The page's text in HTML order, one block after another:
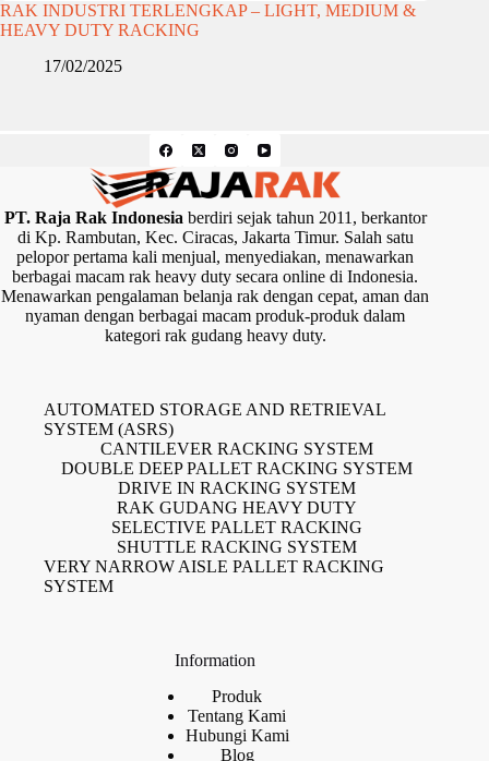
RAK INDUSTRI TERLENGKAP – LIGHT, MEDIUM &
HEAVY DUTY RACKING
17/02/2025
PT. Raja Rak Indonesiaberdiri sejak tahun 2011, berkantor
di Kp. Rambutan, Kec. Ciracas, Jakarta Timur. Salah satu
pelopor pertama kali menjual, menyediakan, menawarkan
berbagai macam rak heavy duty secara online di Indonesia.
Menawarkan pengalaman belanja rak dengan cepat, aman dan
nyaman dengan berbagai macam produk-produk dalam
kategori rak gudang heavy duty.
AUTOMATED STORAGE AND RETRIEVAL
SYSTEM (ASRS)
CANTILEVER RACKING SYSTEM
DOUBLE DEEP PALLET RACKING SYSTEM
DRIVE IN RACKING SYSTEM
RAK GUDANG HEAVY DUTY
SELECTIVE PALLET RACKING
SHUTTLE RACKING SYSTEM
VERY NARROW AISLE PALLET RACKING
SYSTEM
Information
Produk
Tentang Kami
Hubungi Kami
Blog